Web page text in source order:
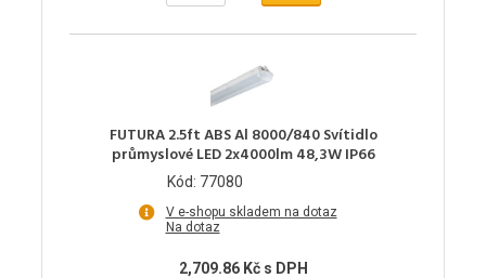
FUTURA 2.5ft ABS Al 8000/840 Svítidlo
průmyslové LED 2x4000lm 48,3W IP66
Kód: 77080
V e-shopu skladem na dotaz
Na dotaz
2,709.86 Kč s DPH